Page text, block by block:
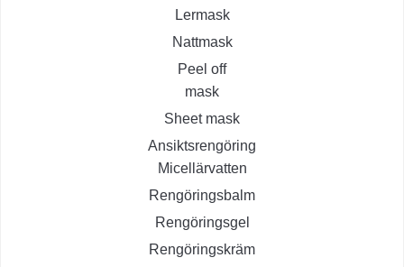
Lermask
Nattmask
Peel off
mask
Sheet mask
Ansiktsrengöring
Micellärvatten
Rengöringsbalm
Rengöringsgel
Rengöringskräm